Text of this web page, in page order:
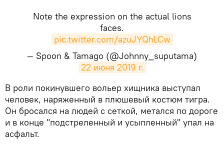
Note the expression on the actual lions
faces.
pic.twitter.com/azuJYQhLCw
— Spoon & Tamago (@Johnny_suputama)
22 июня 2019 г.
​В роли покинувшего вольер хищника выступал
человек, наряженный в плюшевый костюм тигра.
Он бросался на людей с сеткой, метался по дороге
и в конце "подстреленный и усыпленный" упал на
асфальт.